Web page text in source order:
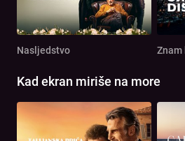
Nasljedstvo Znam
Kad ekran miriše na more